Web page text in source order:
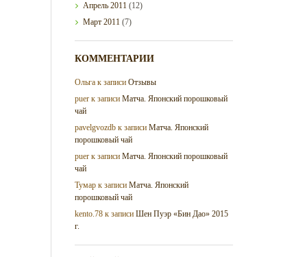
Апрель2011 (12)
Март2011 (7)
КОММЕНТАРИИ
Ольга к записиОтзывы
puer к записиМатча. Японский порошковый
чай
pavelgvozdb к записиМатча. Японский
порошковый чай
puer к записиМатча. Японский порошковый
чай
Тумар к записиМатча. Японский
порошковый чай
kento.78 к записиШен Пуэр «Бин Дао» 2015
г.